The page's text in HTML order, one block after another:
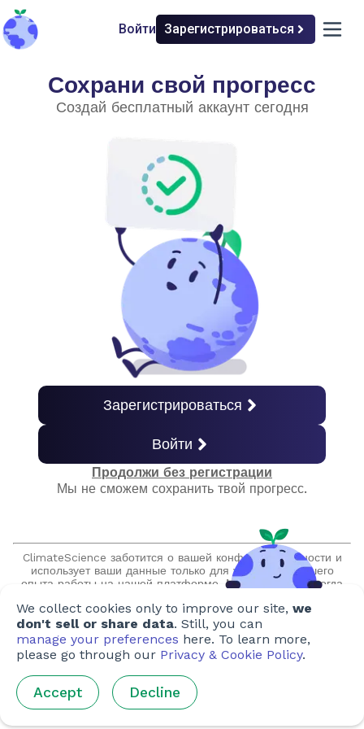
back to home Войти Зарегистрироваться open
Промышленные инновации
Выберите уровень сложности
Продвинутый
Экологичная сталь
Экологически чистый бетон
Текстильные изделия
Улавливание CO₂ до сжигания (PreCCC)
Улавливание CO₂ после сжигания
Кислородное топливо
Применения углерода
Нерешенные проблемы
Сохрани свой прогресс
Создай бесплатный аккаунт сегодня
Зарегистрироваться
Войти
Продолжи без регистрации
Мы не сможем сохранить твой прогресс.
ClimateScience заботится о вашей конфиденциальности и
использует ваши данные только для улучшения вашего
опыта работы на нашей платформе. Мы обещаем никогда
разрешения, и мы никогда не будем вступать с вами в
нежелательные контакты.
We collect cookies only to improve our site, we
don't sell or share data. Still, you can
manage your preferences here. To learn more,
please go through our Privacy & Cookie Policy.
Accept Decline